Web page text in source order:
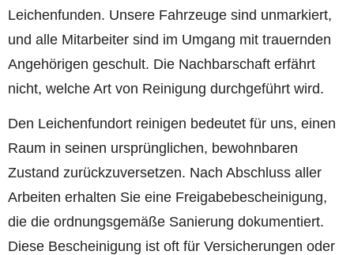
Leichenfunden. Unsere Fahrzeuge sind unmarkiert,
und alle Mitarbeiter sind im Umgang mit trauernden
Angehörigen geschult. Die Nachbarschaft erfährt
nicht, welche Art von Reinigung durchgeführt wird.
Den Leichenfundort reinigen bedeutet für uns, einen
Raum in seinen ursprünglichen, bewohnbaren
Zustand zurückzuversetzen. Nach Abschluss aller
Arbeiten erhalten Sie eine Freigabebescheinigung,
die die ordnungsgemäße Sanierung dokumentiert.
Diese Bescheinigung ist oft für Versicherungen oder